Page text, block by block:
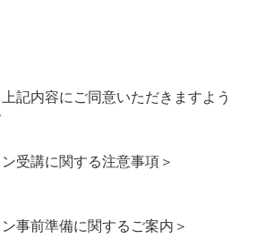
記内容にご同意いただきますよう
受講に関する注意事項＞
事前準備に関するご案内＞